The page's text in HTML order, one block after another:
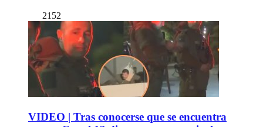
2152
VIDEO | Tras conocerse que se encuentra